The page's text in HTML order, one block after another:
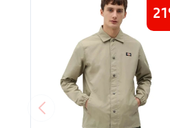
21